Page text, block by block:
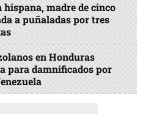
hispana, madre de cinco
a puñaladas por tres
en Honduras
para damnificados por